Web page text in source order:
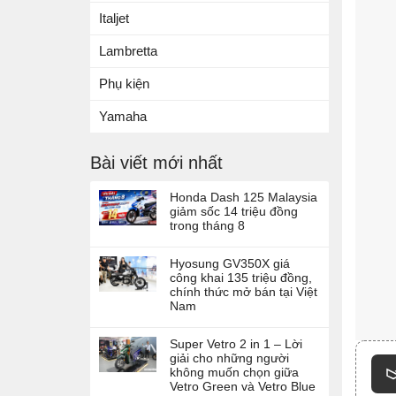
Italjet
Lambretta
Phụ kiện
Yamaha
Bài viết mới nhất
Honda Dash 125 Malaysia
giảm sốc 14 triệu đồng
trong tháng 8
Hyosung GV350X giá
công khai 135 triệu đồng,
chính thức mở bán tại Việt
Nam
Super Vetro 2 in 1 – Lời
giải cho những người
không muốn chọn giữa
Vetro Green và Vetro Blue